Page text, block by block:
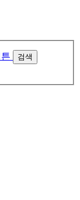
검색